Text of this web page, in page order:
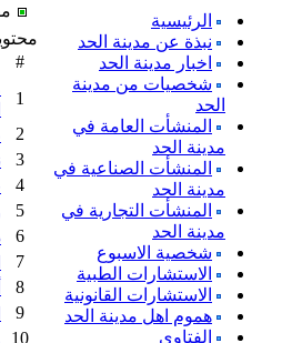
الرئيسية
نبذة عن مدينة الحد
اخبار مدينة الحد
شخصيات من مدينة
الحد
المنشأت العامة في
مدينة الحد
المنشأت الصناعية في
مدينة الحد
المنشأت التجارية في
مدينة الحد
شخصية الاسبوع
الاستشارات الطبية
الاستشارات القانونية
هموم اهل مدينة الحد
الفتاوى
#
1
2
3
4
5
6
7
8
9
10